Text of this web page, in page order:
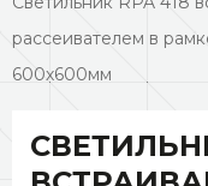
рассеивателем в
600х600мм